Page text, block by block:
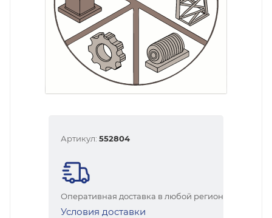
Артикул: 552804
Оперативная доставка в любой регион
Условия доставки